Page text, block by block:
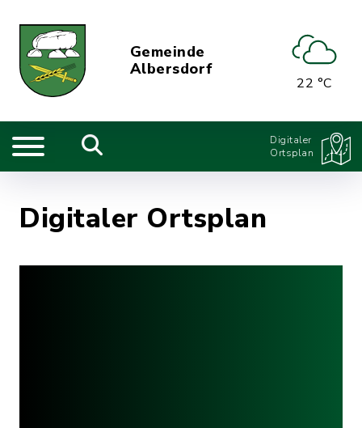
Gemeinde
Albersdorf
22 °C
Digitaler
Ortsplan
Digitaler Ortsplan